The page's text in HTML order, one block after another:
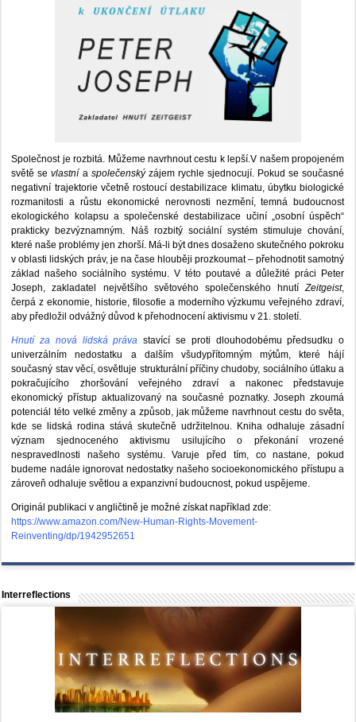
Společnost je rozbitá. Můžeme navrhnout cestu k lepší.V našem propojeném
světě sevlastní a společenskýzájem rychle sjednocují. Pokud se současné
negativní trajektorie včetně rostoucí destabilizace klimatu, úbytku biologické
rozmanitosti a růstu ekonomické nerovnosti nezmění, temná budoucnost
ekologického kolapsu a společenské destabilizace učiní „osobní úspěch“
prakticky bezvýznamným. Náš rozbitý sociální systém stimuluje chování,
které naše problémy jen zhorší. Má-li být dnes dosaženo skutečného pokroku
v oblasti lidských práv, je na čase hlouběji prozkoumat – přehodnotit samotný
základ našeho sociálního systému. V této poutavé a důležité práci Peter
Joseph, zakladatel největšího světového společenského hnutíZeitgeist,
čerpá z ekonomie, historie, filosofie a moderního výzkumu veřejného zdraví,
aby předložil odvážný důvod k přehodnocení aktivismu v 21. století.
Hnutí za nová lidská práva stavící se proti dlouhodobému předsudku o
univerzálním nedostatku a dalším všudypřítomným mýtům, které hájí
současný stav věcí, osvětluje strukturální příčiny chudoby, sociálního útlaku a
pokračujícího zhoršování veřejného zdraví a nakonec představuje
ekonomický přístup aktualizovaný na současné poznatky. Joseph zkoumá
potenciál této velké změny a způsob, jak můžeme navrhnout cestu do světa,
kde se lidská rodina stává skutečně udržitelnou. Kniha odhaluje zásadní
význam sjednoceného aktivismu usilujícího o překonání vrozené
nespravedlnosti našeho systému. Varuje před tím, co nastane, pokud
budeme nadále ignorovat nedostatky našeho socioekonomického přístupu a
zároveň odhaluje světlou a expanzivní budoucnost, pokud uspějeme.
Originál publikaci v angličtině je možné získat například zde:
https://www.amazon.com/New-Human-Rights-Movement-
Reinventing/dp/1942952651
Interreflections